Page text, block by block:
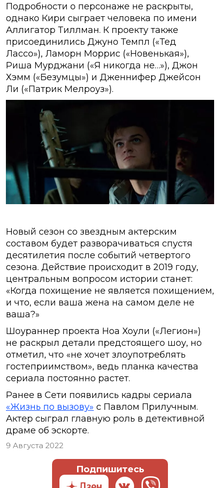
Подробности о персонаже не раскрыты,
однако Кири сыграет человека по имени
Аллигатор Тиллман. К проекту также
присоединились Джуно Темпл («Тед
Лассо»), Ламорн Моррис («Новенькая»),
Риша Мурджани («Я никогда не…»), Джон
Хэмм («Безумцы») и Дженнифер Джейсон
Ли («Патрик Мелроуз»).
Новый сезон со звездным актерским
составом будет разворачиваться спустя
десятилетия после событий четвертого
сезона. Действие происходит в 2019 году,
центральным вопросом истории станет:
«Когда похищение не является похищением,
и что, если ваша жена на самом деле не
ваша?»
Шоураннер проекта Ноа Хоули («Легион»)
не раскрыл детали предстоящего шоу, но
отметил, что «не хочет злоупотреблять
гостеприимством», ведь планка качества
сериала постоянно растет.
Ранее в Сети появились кадры сериала
«Жизнь по вызову» с Павлом Прилучным.
Актер сыграл главную роль в детективной
драме об эскорте.
9 Августа 2022
Подпишитесь